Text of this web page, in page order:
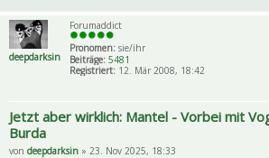
deepdarksin
Forumaddict
Pronomen: sie/ihr
Beiträge: 5481
Registriert: 12. Mär 2008, 18:42
Jetzt aber wirklich: Mantel - Vorbei mit
Burda
von deepdarksin » 23. Nov 2025, 18:33